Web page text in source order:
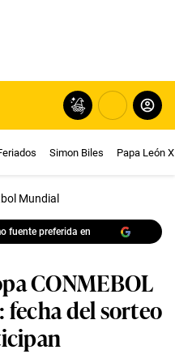
Simon Biles Papa León
Mundial
fuente preferida en
CONMEBOL
del sorteo